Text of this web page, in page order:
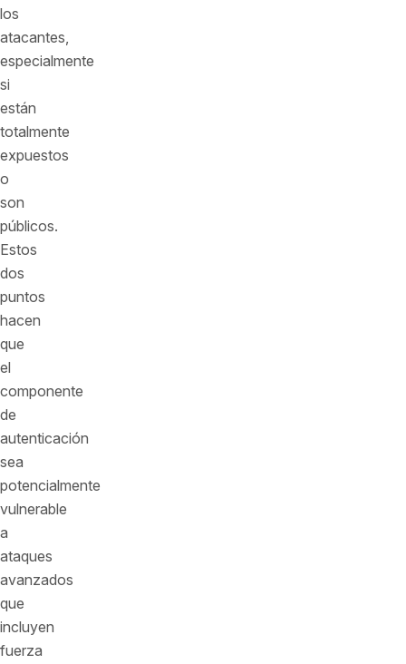
los
atacantes,
especialmente
si
están
totalmente
expuestos
o
son
públicos.
Estos
dos
puntos
hacen
que
el
componente
de
autenticación
sea
potencialmente
vulnerable
a
ataques
avanzados
que
incluyen
fuerza